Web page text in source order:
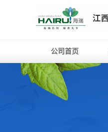
公司首页